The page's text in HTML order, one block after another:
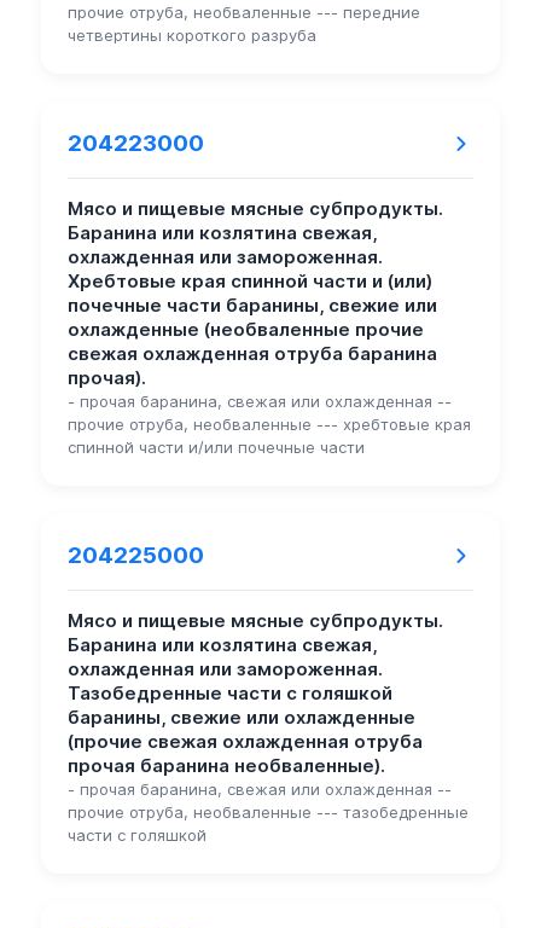
прочие отруба, необваленные --- передние
четвертины короткого разруба
204223000
Мясо и пищевые мясные субпродукты.
Баранина или козлятина свежая,
охлажденная или замороженная.
Хребтовые края спинной части и (или)
почечные части баранины, свежие или
охлажденные (необваленные прочие
свежая охлажденная отруба баранина
прочая).
- прочая баранина, свежая или охлажденная --
прочие отруба, необваленные --- хребтовые края
спинной части и/или почечные части
204225000
Мясо и пищевые мясные субпродукты.
Баранина или козлятина свежая,
охлажденная или замороженная.
Тазобедренные части с голяшкой
баранины, свежие или охлажденные
(прочие свежая охлажденная отруба
прочая баранина необваленные).
- прочая баранина, свежая или охлажденная --
прочие отруба, необваленные --- тазобедренные
части с голяшкой